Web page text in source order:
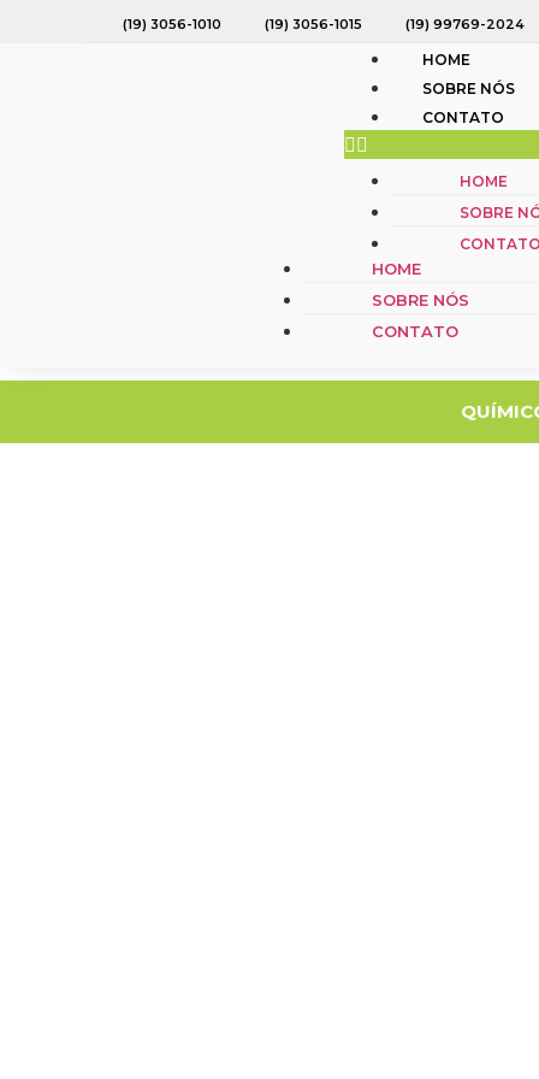
(19) 3056-1010 (19) 3056-1015 (19) 99769-2024
HOME
SOBRE NÓS
CONTATO
HOME
SOBRE
CONTATO
HOME
HOME
SOBRE NÓS
CONTATO